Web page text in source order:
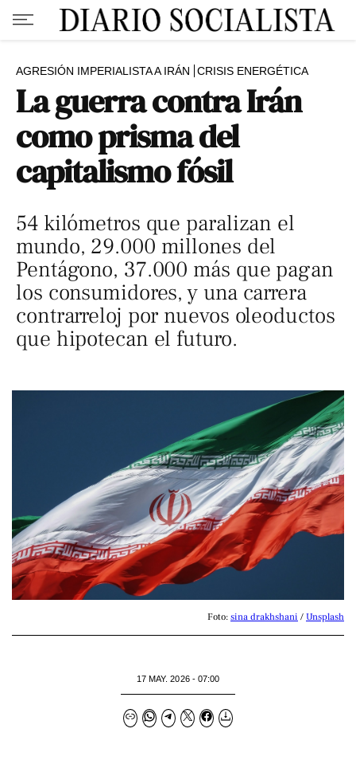
AGRESIÓN IMPERIALISTA A IRÁN CRISIS ENERGÉTICA
La guerra contra Irán
como prisma del
capitalismo fósil
54 kilómetros que paralizan el
mundo, 29.000 millones del
Pentágono, 37.000 más que pagan
los consumidores, y una carrera
contrarreloj por nuevos oleoductos
que hipotecan el futuro.
Foto: sina drakhshani / Unsplash
17 MAY. 2026 - 07:00